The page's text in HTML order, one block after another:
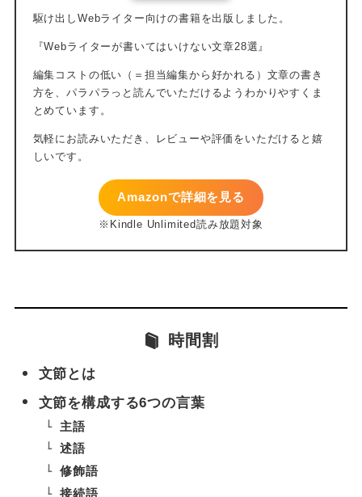
Amazonで詳細を見る
時間割
文節とは
文節を構成する6つの言葉
主語
述語
修飾語
接続語